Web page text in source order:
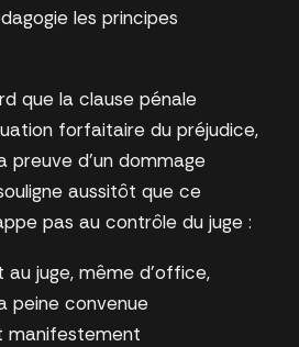
les principes
que la clause pénale
forfaitaire du préjudice,
preuve d’un dommage
aussitôt que ce
pas au contrôle du juge :
au juge, même d’office,
peine convenue
manifestement